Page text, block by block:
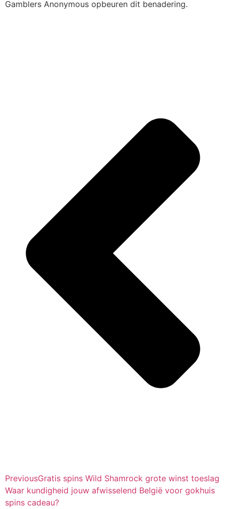
Gamblers Anonymous opbeuren dit benadering.
PreviousGratis spins Wild Shamrock grote winst toeslag
Waar kundigheid jouw afwisselend België voor gokhuis
spins cadeau?